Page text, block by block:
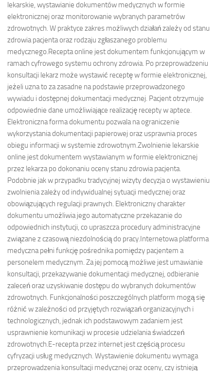
lekarskie, wystawianie dokumentów medycznych w formie
elektronicznej oraz monitorowanie wybranych parametrów
zdrowotnych. W praktyce zakres możliwych działań zależy od stanu
zdrowia pacjenta oraz rodzaju zgłaszanego problemu
medycznego.Recepta online jest dokumentem funkcjonującym w
ramach cyfrowego systemu ochrony zdrowia. Po przeprowadzeniu
konsultacji lekarz może wystawić receptę w formie elektronicznej,
jeżeli uzna to za zasadne na podstawie przeprowadzonego
wywiadu i dostępnej dokumentacji medycznej. Pacjent otrzymuje
odpowiednie dane umożliwiające realizację recepty w aptece.
Elektroniczna forma dokumentu pozwala na ograniczenie
wykorzystania dokumentacji papierowej oraz usprawnia proces
obiegu informacji w systemie zdrowotnym.Zwolnienie lekarskie
online jest dokumentem wystawianym w formie elektronicznej
przez lekarza po dokonaniu oceny stanu zdrowia pacjenta.
Podobnie jak w przypadku tradycyjnej wizyty decyzja o wystawieniu
zwolnienia zależy od indywidualnej sytuacji medycznej oraz
obowiązujących regulacji prawnych. Elektroniczny charakter
dokumentu umożliwia jego automatyczne przekazanie do
odpowiednich instytucji, co upraszcza procedury administracyjne
związane z czasową niezdolnością do pracy.Internetowa platforma
medyczna pełni funkcję pośrednika pomiędzy pacjentem a
personelem medycznym. Za jej pomocą możliwe jest umawianie
konsultacji, przekazywanie dokumentacji medycznej, odbieranie
zaleceń oraz uzyskiwanie dostępu do wybranych dokumentów
zdrowotnych. Funkcjonalności poszczególnych platform mogą się
różnić w zależności od przyjętych rozwiązań organizacyjnych i
technologicznych, jednak ich podstawowym zadaniem jest
usprawnienie komunikacji w procesie udzielania świadczeń
zdrowotnych.E-recepta przez internet jest częścią procesu
cyfryzacji usług medycznych. Wystawienie dokumentu wymaga
przeprowadzenia konsultacji medycznej oraz oceny, czy istnieją